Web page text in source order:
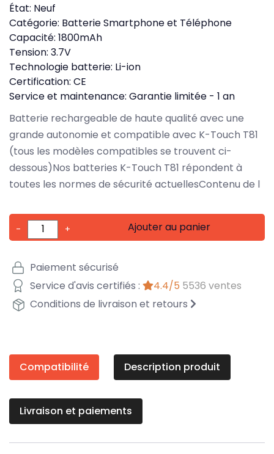
État: Neuf
Catégorie: Batterie Smartphone et Téléphone
Capacité: 1800mAh
Tension: 3.7V
Technologie batterie: Li-ion
Certification: CE
Service et maintenance: Garantie limitée - 1 an
Batterie rechargeable de haute qualité avec une
grande autonomie et compatible avec K-Touch T81
(tous les modèles compatibles se trouvent ci-
dessous)Nos batteries K-Touch T81 répondent à
toutes les normes de sécurité actuellesContenu de l
- + Ajouter au panier
Paiement sécurisé
Service d'avis certifiés :
4.4/5 5536 ventes
Conditions de livraison et retours
Compatibilité Description produit
Livraison et paiements